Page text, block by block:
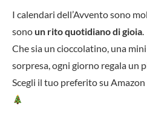
I calendari dell’Avvento sono
sono un rito quotidiano di gioia.
Che sia un cioccolatino, una
sorpresa, ogni giorno regala un
Scegli il tuo preferito su Amazon